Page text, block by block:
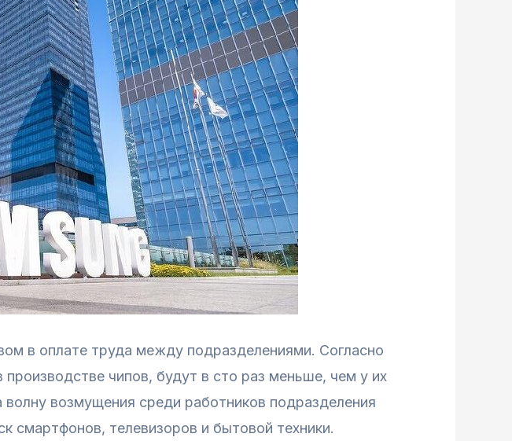
в оплате труда между подразделениями. Согласно
чипов, будут в сто раз меньше, чем у их
волну возмущения среди работников подразделения
смартфонов, телевизоров и бытовой техники.